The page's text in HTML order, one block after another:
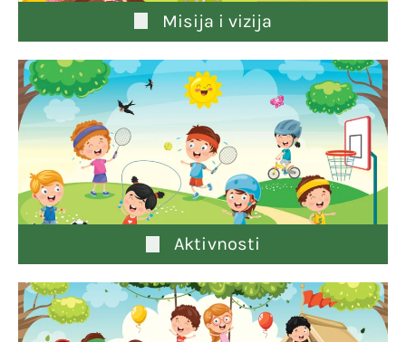
Misija i vizija
Aktivnosti